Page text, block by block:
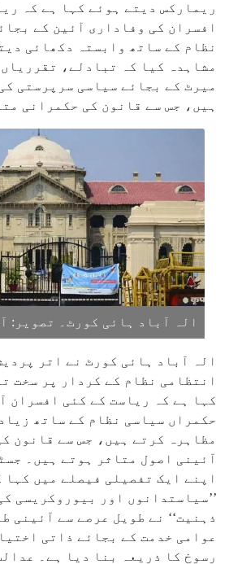
ریمارکس دیتے ہوئے کہا ہے کہ
افسران کی وفاداری آئین کے
نظام کے ساتھ وابستہ دکھائی
مشاہدہ کیا کہ تبادلے،
میرٹ کے بجائے سیاسی سرپرستی
ہیں، جس سے قانون کی حکمرانی
الہ آباد ہائی کورٹ۔ تصویر:
الہ آباد ہائی کورٹ نے اتر
انتظامی نظام کے کردار پر سخت
کہا ہے کہ ریاست کے کئی افسران
حکمراں سیاسی نظام کے ساتھ
مظاہرہ کرتے ہیں، جس سے قانون
آئینی اصول متاثر ہوتے ہیں۔
اپنے ایک تفصیلی فیصلے میں کہا
’’سیاستدانوں اور بیوروکریسی
ذہنیت‘‘ نے طویل عرصے سے آئینی
عوامی خدمت کے بجائے ذاتی
رسوخ کا ذریعہ بنا دیا ہے۔